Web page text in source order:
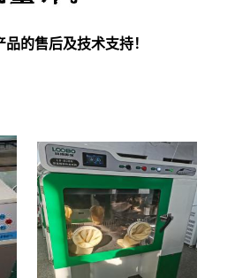
的售后及技术支持！